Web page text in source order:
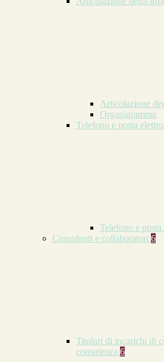
Articolazione
Organigramma
Telefono e posta
Telefono e posta
Consulenti e collaboratori 6
Titolari di incarichi di
consulenza 6